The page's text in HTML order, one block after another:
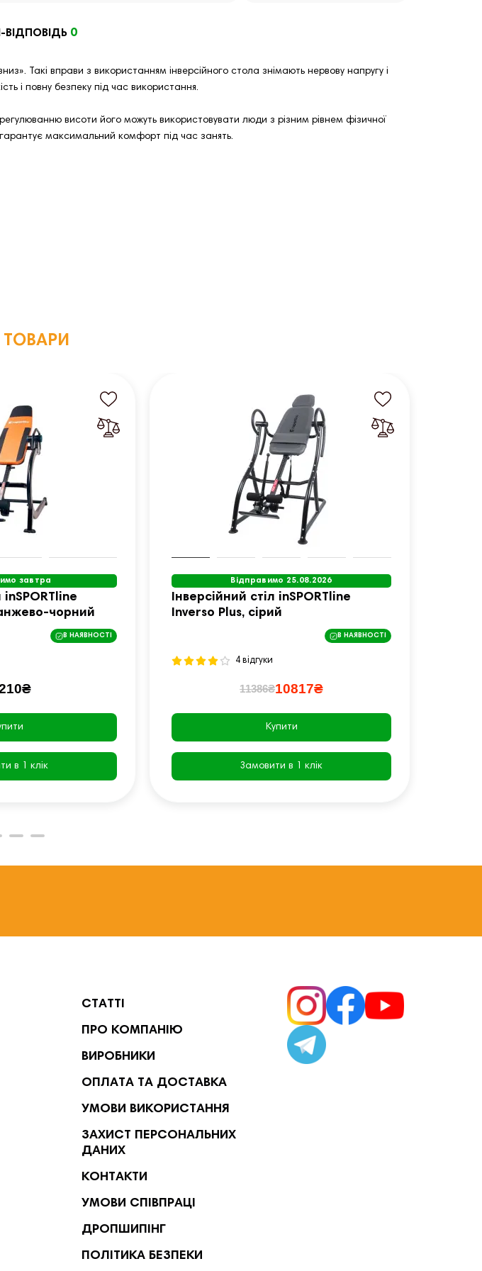
ВІДПОВІДЬ 0
Такі вправи з використанням інверсійного стола знімають нервову напругу і
і повну безпеку під час використання.
висоти його можуть використовувати люди з різним рівнем фізичної
максимальний комфорт під час занять.
завтра
inSPORTline
чорний
В НАЯВНОСТІ
в 1 клік
Відправимо 25.08.2026
Інверсійний стіл inSPORTline
Inverso Plus, сірий
В НАЯВНОСТІ
4 відгуки
11386₴10817₴
Купити
Замовити в 1 клік
СТАТТІ
ПРО КОМПАНІЮ
ВИРОБНИКИ
ОПЛАТА ТА ДОСТАВКА
УМОВИ ВИКОРИСТАННЯ
ЗАХИСТ ПЕРСОНАЛЬНИХ
ДАНИХ
КОНТАКТИ
УМОВИ СПІВПРАЦІ
ДРОПШИПІНГ
ПОЛІТИКА БЕЗПЕКИ